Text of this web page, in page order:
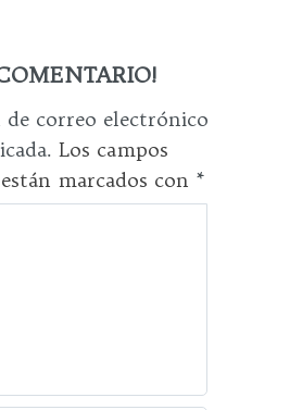
correo electrónico
Los campos
marcados con *